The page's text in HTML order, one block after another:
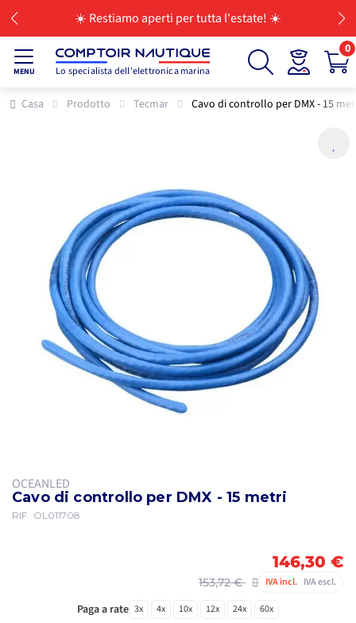
☀️ Restiamo aperti per tutta l'estate! ☀️
MENU Lo specialista dell'elettronica marina
0
Casa Prodotto Tecmar Cavo di controllo per DMX - 15
OCEANLED
Cavo di controllo per DMX - 15 metri
RIF. OL011708
146,30 €
153,72 € IVA incl. IVA escl.
Paga a rate 3x 4x 10x 12x 24x 60x